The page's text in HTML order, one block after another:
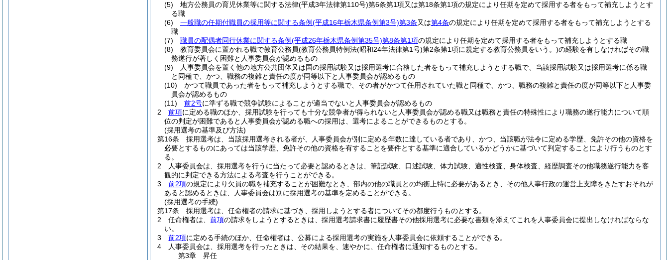
(5)
地方公務員の育児休業等に関する法律(平成3年法律第110号)第6条第1項又は第18条第1項の規定により任期を定めて採用する者をもって補充しようとす
る職
(6)
一般職の任期付職員の採用等に関する条例(平成16年栃木県条例第3号)第3条又は第4条の規定により任期を定めて採用する者をもって補充しようとする
職
(7)
職員の配偶者同行休業に関する条例(平成26年栃木県条例第35号)第8条第1項の規定により任期を定めて採用する者をもって補充しようとする職
(8)
教育委員会に置かれる職で教育公務員(教育公務員特例法(昭和24年法律第1号)第2条第1項に規定する教育公務員をいう。)の経験を有しなければその職
務遂行が著しく困難と人事委員会が認めるもの
(9)
人事委員会を置く他の地方公共団体又は国の採用試験又は採用選考に合格した者をもって補充しようとする職で、当該採用試験又は採用選考に係る職
と同種で、かつ、職務の複雑と責任の度が同等以下と人事委員会が認めるもの
(10)
かつて職員であった者をもって補充しようとする職で、その者がかつて任用されていた職と同種で、かつ、職務の複雑と責任の度が同等以下と人事委
員会が認めるもの
(11)
前2号に準ずる職で競争試験によることが適当でないと人事委員会が認めるもの
2
前項に定める職のほか、採用試験を行っても十分な競争者が得られないと人事委員会が認める職又は職務と責任の特殊性により職務の遂行能力について順
位の判定が困難であると人事委員会が認める職への採用は、選考によることができるものとする。
(採用選考の基準及び方法)
第16条
採用選考は、当該採用選考される者が、人事委員会が別に定める年数に達している者であり、かつ、当該職が法令に定める学歴、免許その他の資格を
必要とするものにあっては当該学歴、免許その他の資格を有することを要件とする基準に適合しているかどうかに基づいて判定することにより行うものとす
る。
2
人事委員会は、採用選考を行うに当たって必要と認めるときは、筆記試験、口述試験、体力試験、適性検査、身体検査、経歴調査その他職務遂行能力を客
観的に判定できる方法による考査を行うことができる。
3
前2項の規定により欠員の職を補充することが困難なとき、部内の他の職員との均衡上特に必要があるとき、その他人事行政の運営上支障をきたすおそれが
あると認めるときは、人事委員会は別に採用選考の基準を定めることができる。
(採用選考の手続)
第17条
採用選考は、任命権者の請求に基づき、採用しようとする者についてその都度行うものとする。
2
任命権者は、 前項の請求をしようとするときは、採用選考請求書に履歴書その他採用選考に必要な書類を添えてこれを人事委員会に提出しなければならな
い。
3
前2項に定める手続のほか、任命権者は、公募による採用選考の実施を人事委員会に依頼することができる。
4
人事委員会は、採用選考を行ったときは、その結果を、速やかに、任命権者に通知するものとする。
第3章
昇任